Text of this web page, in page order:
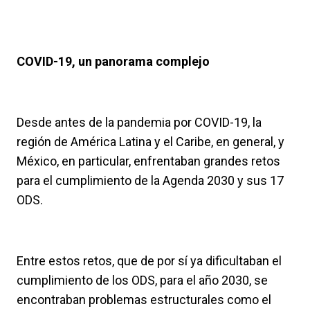
COVID-19, un panorama complejo
Desde antes de la pandemia por COVID-19, la
región de América Latina y el Caribe, en general, y
México, en particular, enfrentaban grandes retos
para el cumplimiento de la Agenda 2030 y sus 17
ODS.
Entre estos retos, que de por sí ya dificultaban el
cumplimiento de los ODS, para el año 2030, se
encontraban problemas estructurales como el